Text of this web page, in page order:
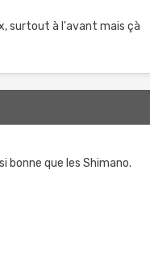
surtout à l'avant mais çà
bonne que les Shimano.